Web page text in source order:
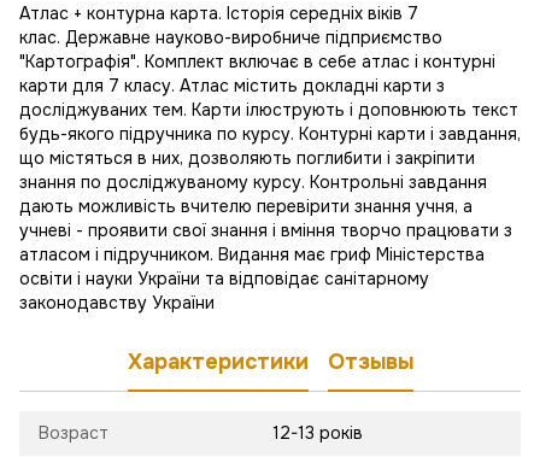
Атлас + контурна карта. Історія середніх віків 7
клас. Державне науково-виробниче підприємство
"Картографія". Комплект включає в себе атлас і контурні
карти для 7 класу. Атлас містить докладні карти з
досліджуваних тем. Карти ілюструють і доповнюють текст
будь-якого підручника по курсу. Контурні карти і завдання,
що містяться в них, дозволяють поглибити і закріпити
знання по досліджуваному курсу. Контрольні завдання
дають можливість вчителю перевірити знання учня, а
учневі - проявити свої знання і вміння творчо працювати з
атласом і підручником. Видання має гриф Міністерства
освіти і науки України та відповідає санітарному
законодавству України
Характеристики Отзывы
Возраст 12-13 років